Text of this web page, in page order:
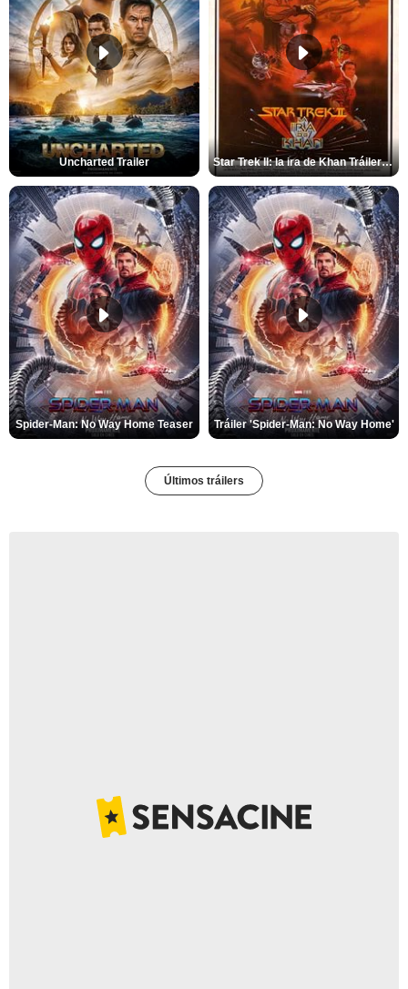
Uncharted Trailer Star Trek II: la ira de Khan Tráiler VO
Spider-Man: No Way Home Teaser Tráiler 'Spider-Man: No Way Home'
Últimos tráilers